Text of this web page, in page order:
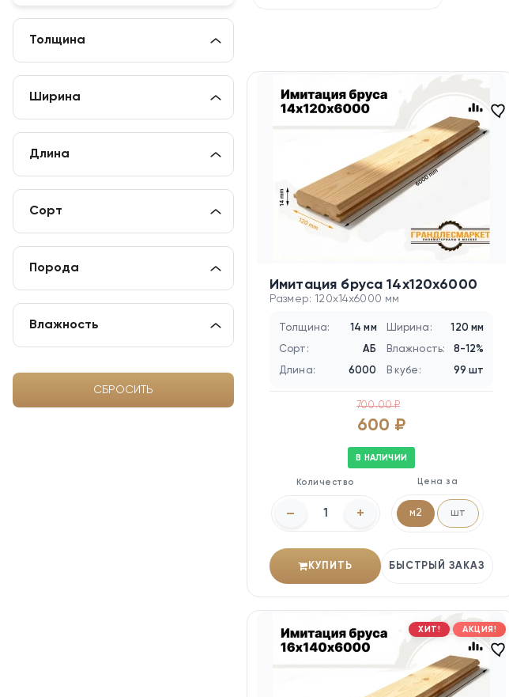
Толщина
Ширина
Длина
Сорт
Порода
Влажность
СБРОСИТЬ
Имитация бруса 14х120х6000
Размер: 120x14x6000 мм
Толщина: 14 мм Ширина: 120 мм
Сорт: АБ Влажность: 8-12%
Длина: 6000 В кубе: 99 шт
700.00 ₽
600 ₽
В НАЛИЧИИ
Количество
– +
Цена за
м2 шт
КУПИТЬ БЫСТРЫЙ ЗАКАЗ
ХИТ! АКЦИЯ!